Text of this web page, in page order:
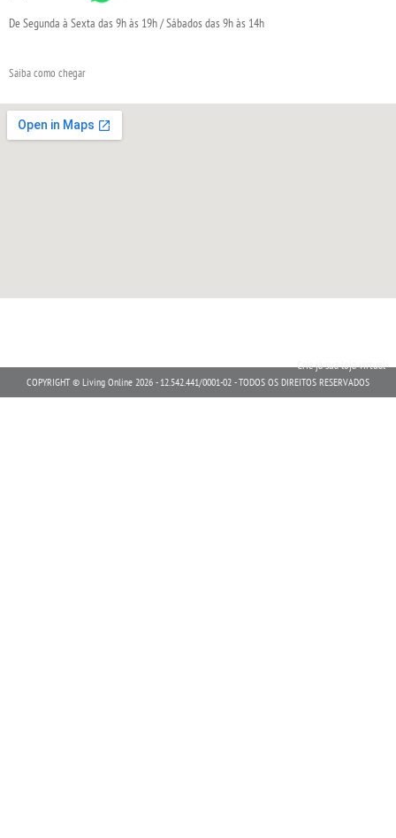
De Segunda à Sexta das 9h às 19h / Sábados das 9h às 14h
Saiba como chegar
Crie já sua loja virtual
COPYRIGHT © Living Online 2026 - 12.542.441/0001-02 - TODOS OS DIREITOS RESERVADOS